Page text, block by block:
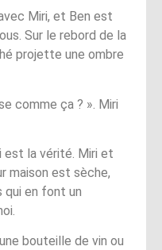
Miri, et Ben est
Sur le rebord de la
projette une ombre
comme ça ? ». Miri
est la vérité. Miri et
maison est sèche,
qui en font un
bouteille de vin ou